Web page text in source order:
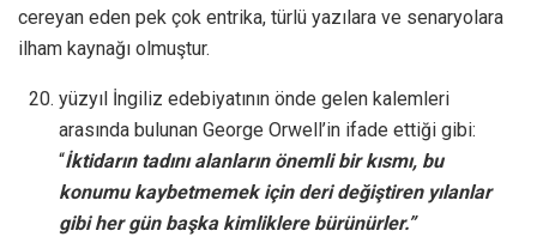
cereyan eden pek çok entrika, türlü yazılara ve senaryolara
ilham kaynağı olmuştur.
yüzyıl İngiliz edebiyatının önde gelen kalemleri
arasında bulunan George Orwell’in ifade ettiği gibi:
“İktidarın tadını alanların önemli bir kısmı, bu
konumu kaybetmemek için deri değiştiren yılanlar
gibi her gün başka kimliklere bürünürler.”